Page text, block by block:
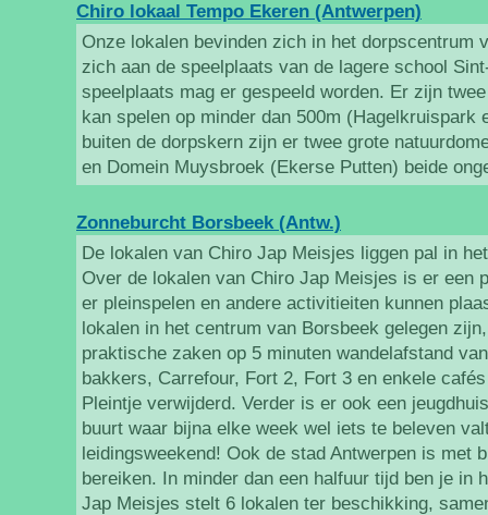
Chiro lokaal Tempo Ekeren (Antwerpen)
Onze lokalen bevinden zich in het dorpscentrum
zich aan de speelplaats van de lagere school
speelplaats mag er gespeeld worden. Er zijn
kan spelen op minder dan 500m (Hagelkruispark
buiten de dorpskern zijn er twee grote
en Domein Muysbroek (Ekerse Putten) beide
Zonneburcht Borsbeek (Antw.)
De lokalen van Chiro Jap Meisjes liggen pal in
Over de lokalen van Chiro Jap Meisjes is er een
er pleinspelen en andere activitieiten kunnen
lokalen in het centrum van Borsbeek gelegen
praktische zaken op 5 minuten wandelafstand
bakkers, Carrefour, Fort 2, Fort 3 en enkele cafés
Pleintje verwijderd. Verder is er ook een
buurt waar bijna elke week wel iets te beleven
leidingsweekend! Ook de stad Antwerpen is met
bereiken. In minder dan een halfuur tijd ben je in
Jap Meisjes stelt 6 lokalen ter beschikking,